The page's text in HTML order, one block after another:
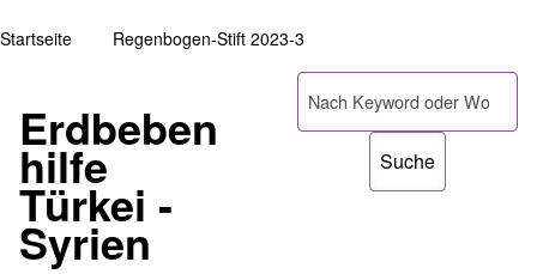
Startseite Regenbogen-Stift 2023-3
Erdbeben
hilfe
Türkei -
Syrien
Suche